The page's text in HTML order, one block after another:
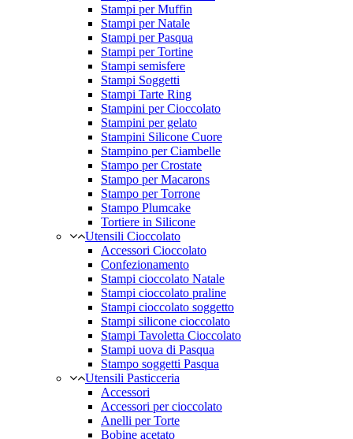
Stampi per Muffin
Stampi per Natale
Stampi per Pasqua
Stampi per Tortine
Stampi semisfere
Stampi Soggetti
Stampi Tarte Ring
Stampini per Cioccolato
Stampini per gelato
Stampini Silicone Cuore
Stampino per Ciambelle
Stampo per Crostate
Stampo per Macarons
Stampo per Torrone
Stampo Plumcake
Tortiere in Silicone
Utensili Cioccolato
Accessori Cioccolato
Confezionamento
Stampi cioccolato Natale
Stampi cioccolato praline
Stampi cioccolato soggetto
Stampi silicone cioccolato
Stampi Tavoletta Cioccolato
Stampi uova di Pasqua
Stampo soggetti Pasqua
Utensili Pasticceria
Accessori
Accessori per cioccolato
Anelli per Torte
Bobine acetato